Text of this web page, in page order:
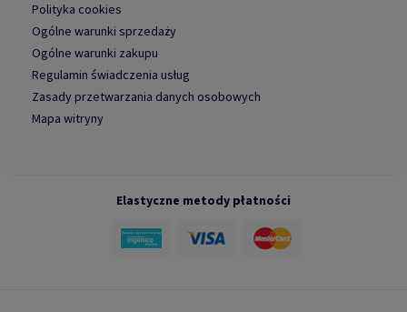
Polityka cookies
Ogólne warunki sprzedaży
Ogólne warunki zakupu
Regulamin świadczenia usług
Zasady przetwarzania danych osobowych
Mapa witryny
Elastyczne metody płatności